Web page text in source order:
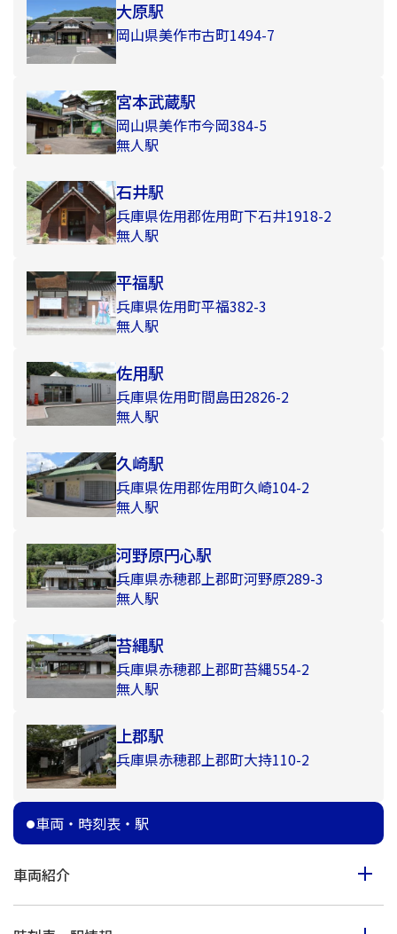
大原駅
岡山県美作市古町1494-7
宮本武蔵駅
岡山県美作市今岡384-5
無人駅
石井駅
兵庫県佐用郡佐用町下石井1918-2
無人駅
平福駅
兵庫県佐用町平福382-3
無人駅
佐用駅
兵庫県佐用町間島田2826-2
無人駅
久崎駅
兵庫県佐用郡佐用町久崎104-2
無人駅
河野原円心駅
兵庫県赤穂郡上郡町河野原289-3
無人駅
苔縄駅
兵庫県赤穂郡上郡町苔縄554-2
無人駅
上郡駅
兵庫県赤穂郡上郡町大持110-2
車両・時刻表・駅
車両紹介